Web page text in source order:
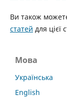
Ви також
статей для цієї
Мова
Українська
English